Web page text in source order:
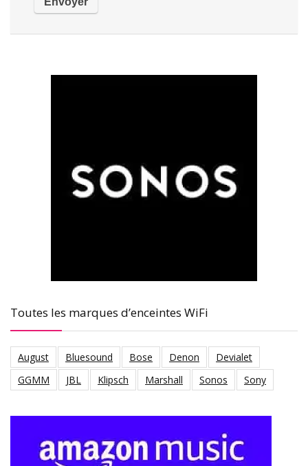
Toutes les marques d’enceintes WiFi
August Bluesound Bose Denon
Devialet
GGMM
JBL Klipsch Marshall Sonos Sony